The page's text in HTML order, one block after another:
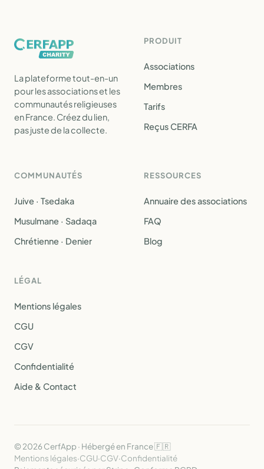
La plateforme tout-en-un
pour les associations et les
communautés religieuses
en France. Créez du lien,
pas juste de la collecte.
PRODUIT
Associations
Membres
Tarifs
Reçus CERFA
COMMUNAUTÉS
Juive · Tsedaka
Musulmane · Sadaqa
Chrétienne · Denier
RESSOURCES
Annuaire des associations
FAQ
Blog
LÉGAL
Mentions légales
CGU
CGV
Confidentialité
Aide & Contact
© 2026 CerfApp · Hébergé en France 🇫🇷
Mentions légales·CGU·CGV·Confidentialité